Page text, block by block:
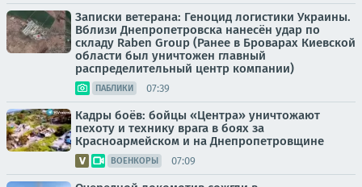
Записки ветерана: Геноцид логистики Украины.
Вблизи Днепропетровска нанесён удар по
складу Raben Group (Ранее в Броварах Киевской
области был уничтожен главный
распределительный центр компании)
ПАБЛИКИ 07:39
Кадры боёв: бойцы «Центра» уничтожают
пехоту и технику врага в боях за
Красноармейском и на Днепропетровщине
ВОЕНКОРЫ 07:09